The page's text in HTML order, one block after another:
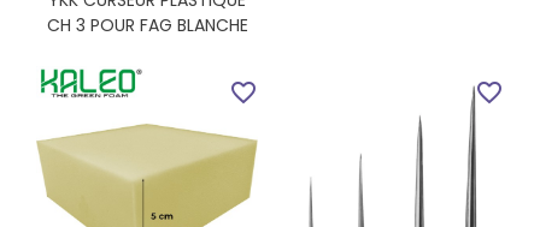
CH 3 POUR FAG BLANCHE
favorite_border favorite_border